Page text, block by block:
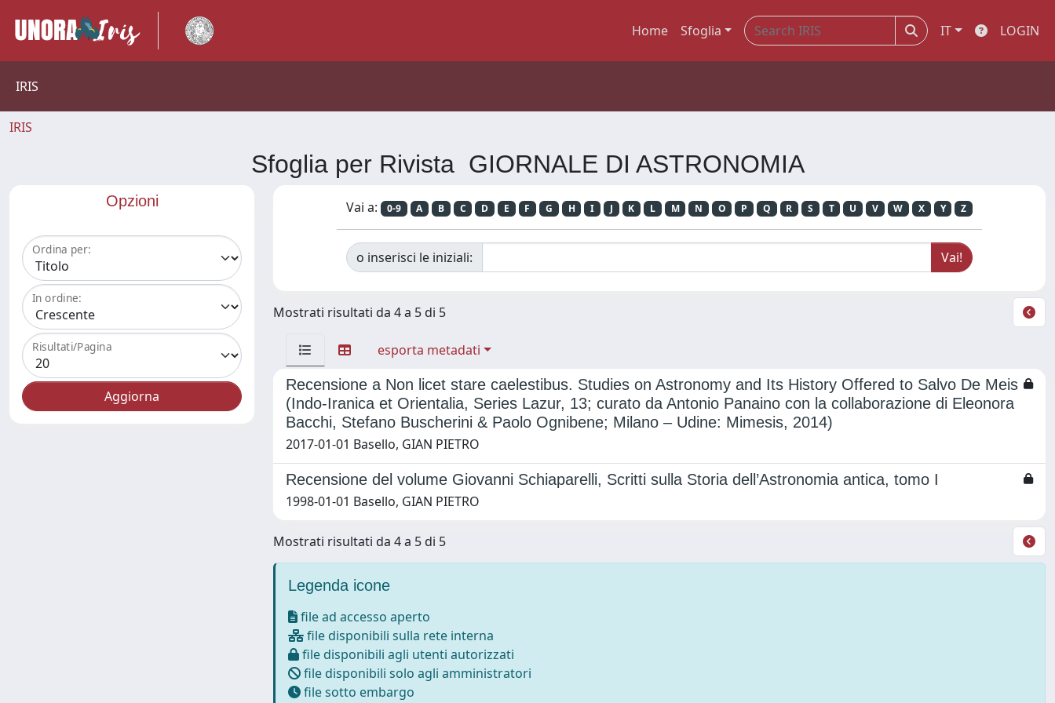
Home Sfoglia IT LOGIN
IRIS
IRIS
Sfoglia per Rivista GIORNALE DI ASTRONOMIA
Opzioni
Ordina per:
In ordine:
Risultati/Pagina
Vai a: 0-9 A B C D E F G H I J K L M N O P Q R S T U V W X Y Z
o inserisci le iniziali:
Mostrati risultati da 4 a 5 di 5
esporta metadati
Recensione a Non licet stare caelestibus. Studies on Astronomy and Its History Offered to Salvo De Meis
(Indo-Iranica et Orientalia, Series Lazur, 13; curato da Antonio Panaino con la collaborazione di Eleonora
Bacchi, Stefano Buscherini & Paolo Ognibene; Milano – Udine: Mimesis, 2014)
2017-01-01 Basello, GIAN PIETRO
Recensione del volume Giovanni Schiaparelli, Scritti sulla Storia dell’Astronomia antica, tomo I
1998-01-01 Basello, GIAN PIETRO
Mostrati risultati da 4 a 5 di 5
Legenda icone
file ad accesso aperto
file disponibili sulla rete interna
file disponibili agli utenti autorizzati
file disponibili solo agli amministratori
file sotto embargo